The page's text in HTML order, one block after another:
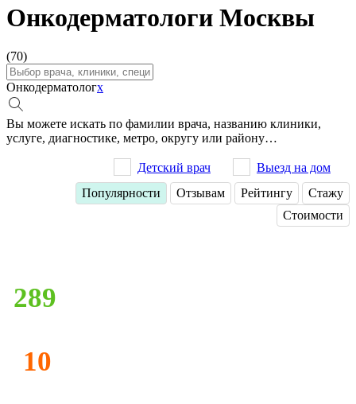
Онкодерматологи Москвы
(70)
Онкодерматологx
Вы можете искать по фамилии врача, названию клиники,
услуге, диагностике, метро, округу или району…
Детский врач
Выезд на дом
Популярности
Отзывам Рейтингу
Стажу
Стоимости
289
10